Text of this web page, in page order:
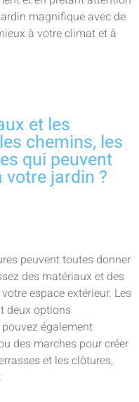
magnifique avec de
à votre climat et à
et les
chemins, les
qui peuvent
jardin ?
peuvent toutes donner
des matériaux et des
espace extérieur. Les
deux options
également
des marches pour créer
et les clôtures,